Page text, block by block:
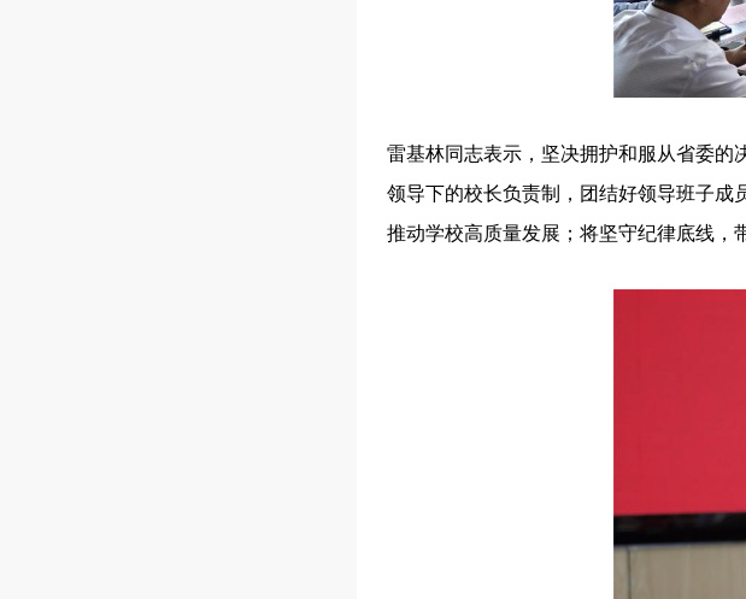
雷基林同志表示，坚决拥护和服从省委的
领导下的校长负责制，团结好领导班子成
推动学校高质量发展；将坚守纪律底线，